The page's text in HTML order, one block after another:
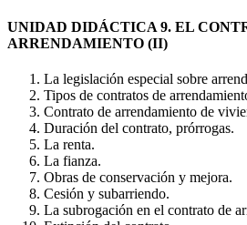
UNIDAD DIDÁCTICA 9. EL
ARRENDAMIENTO (II)
La legislación especial sobre
Tipos de contratos de
Contrato de arrendamiento de
Duración del contrato, prórrogas.
La renta.
La fianza.
Obras de conservación y mejora.
Cesión y subarriendo.
La subrogación en el contrato de